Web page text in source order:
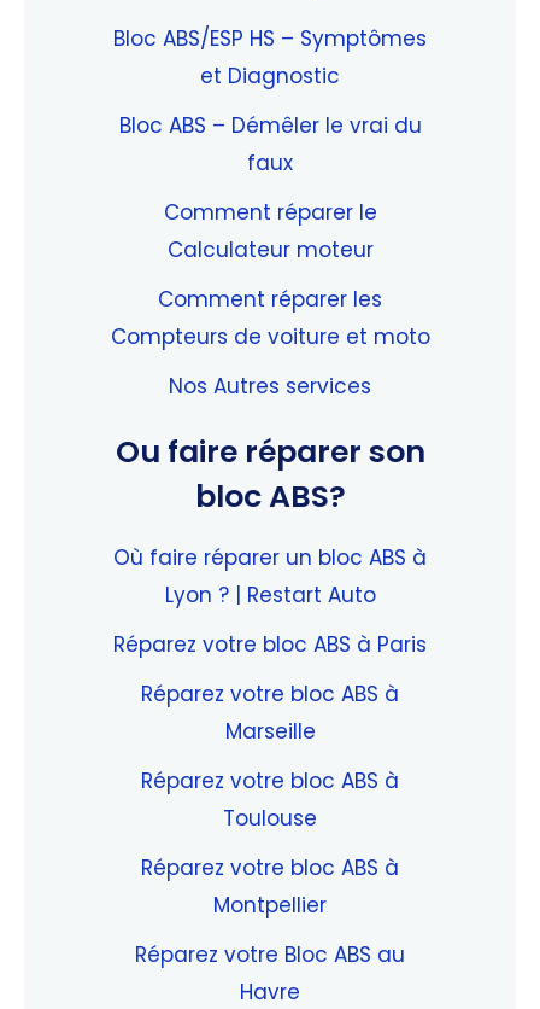
Bloc ABS/ESP HS – Symptômes
et Diagnostic
Bloc ABS – Démêler le vrai du
faux
Comment réparer le
Calculateur moteur
Comment réparer les
Compteurs de voiture et moto
Nos Autres services
Ou faire réparer son
bloc ABS?
Où faire réparer un bloc ABS à
Lyon ? | Restart Auto
Réparez votre bloc ABS à Paris
Réparez votre bloc ABS à
Marseille
Réparez votre bloc ABS à
Toulouse
Réparez votre bloc ABS à
Montpellier
Réparez votre Bloc ABS au
Havre